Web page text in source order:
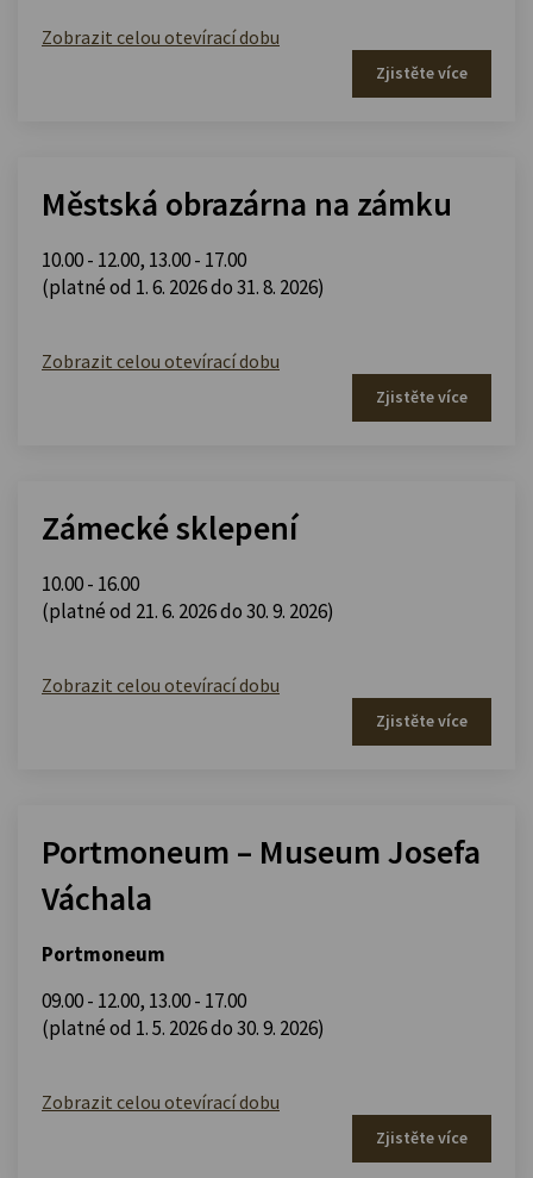
Zobrazit celou otevírací dobu
Zjistěte více
Městská obrazárna na zámku
10.00 - 12.00, 13.00 - 17.00
(platné od 1. 6. 2026 do 31. 8. 2026)
Zobrazit celou otevírací dobu
Zjistěte více
Zámecké sklepení
10.00 - 16.00
(platné od 21. 6. 2026 do 30. 9. 2026)
Zobrazit celou otevírací dobu
Zjistěte více
Portmoneum – Museum Josefa
Váchala
Portmoneum
09.00 - 12.00, 13.00 - 17.00
(platné od 1. 5. 2026 do 30. 9. 2026)
Zobrazit celou otevírací dobu
Zjistěte více